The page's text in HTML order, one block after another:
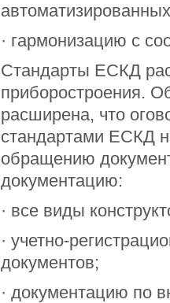
· гармонизацию с
Стандарты ЕСКД
приборостроения.
расширена, что
стандартами ЕСКД
обращению
документацию:
· все виды
· учетно-
документов;
· документацию по